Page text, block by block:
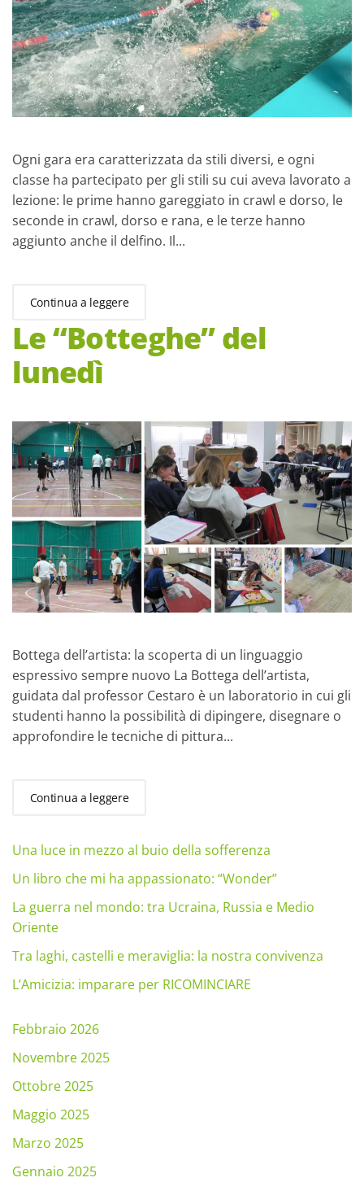
Ogni gara era caratterizzata da stili diversi, e ogni
classe ha partecipato per gli stili su cui aveva lavorato a
lezione: le prime hanno gareggiato in crawl e dorso, le
seconde in crawl, dorso e rana, e le terze hanno
aggiunto anche il delfino. Il...
Continua a leggere
Le “Botteghe” del
lunedì
Bottega dell’artista: la scoperta di un linguaggio
espressivo sempre nuovo La Bottega dell’artista,
guidata dal professor Cestaro è un laboratorio in cui gli
studenti hanno la possibilità di dipingere, disegnare o
approfondire le tecniche di pittura...
Continua a leggere
Una luce in mezzo al buio della sofferenza
Un libro che mi ha appassionato: “Wonder”
La guerra nel mondo: tra Ucraina, Russia e Medio
Oriente
Tra laghi, castelli e meraviglia: la nostra convivenza
L’Amicizia: imparare per RICOMINCIARE
Febbraio 2026
Novembre 2025
Ottobre 2025
Maggio 2025
Marzo 2025
Gennaio 2025